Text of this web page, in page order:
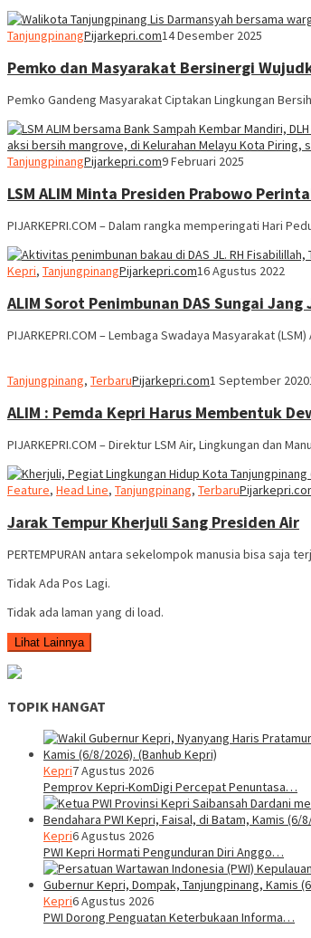
TanjungpinangPijarkepri.com14 Desember 2025
Pemko dan Masyarakat Bersinergi
Pemko Gandeng Masyarakat Ciptakan Lingkungan
TanjungpinangPijarkepri.com9 Februari 2025
LSM ALIM Minta Presiden Prabowo
PIJARKEPRI.COM – Dalam rangka memperingati Hari
Kepri, TanjungpinangPijarkepri.com16 Agustus 2022
ALIM Sorot Penimbunan DAS Sungai Jang
PIJARKEPRI.COM – Lembaga Swadaya Masyarakat
Tanjungpinang, TerbaruPijarkepri.com1 September 2020
ALIM : Pemda Kepri Harus Membentuk
PIJARKEPRI.COM – Direktur LSM Air, Lingkungan dan
Feature, Head Line, Tanjungpinang, Terbaru
Jarak Tempur Kherjuli Sang Presiden Air
PERTEMPURAN antara sekelompok manusia bisa saja
Tidak Ada Pos Lagi.
Tidak ada laman yang di load.
Lihat Lainnya
TOPIK HANGAT
Kepri7 Agustus 2026
Pemprov Kepri-KomDigi Percepat Penuntasa…
Kepri6 Agustus 2026
PWI Kepri Hormati Pengunduran Diri Anggo…
Kepri6 Agustus 2026
PWI Dorong Penguatan Keterbukaan Informa…